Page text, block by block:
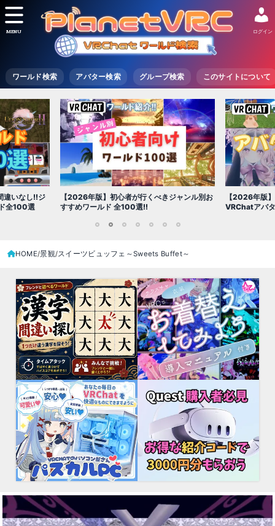
ワールド検索 アバター検索 グループ検索 このサイトについて
ログイン
MENU
ャンル別お
【2026年版】初心者必見!!無料で使える
VRChatアバター（アバターワールド紹介）
【2026年版
世界を味わえ
HOME 景観 スイーツビュッフェ～Sweets Buffet～